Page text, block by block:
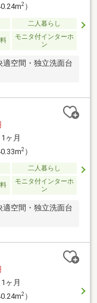
2）
二人暮らし
モニタ付インターホ
ン
空間・独立洗面台
1ヶ月
2）
二人暮らし
モニタ付インターホ
ン
空間・独立洗面台
1ヶ月
2）